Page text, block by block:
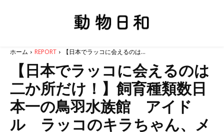
ホーム REPORT 【日本でラッコに会えるのは...
【日本でラッコに会えるのは
二か所だけ！】飼育種類数日
本一の鳥羽水族館 アイド
ル ラッコのキラちゃん、メ